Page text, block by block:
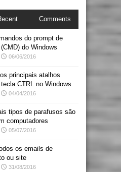
Comments
do prompt de
do Windows
06/06/2016
principais atalhos
CTRL no Windows
04/04/2016
tipos de parafusos são
computadores
05/07/2016
os emails de
ou site
31/08/2016